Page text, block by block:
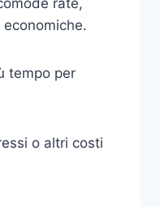
rate,
tempo per
o altri costi